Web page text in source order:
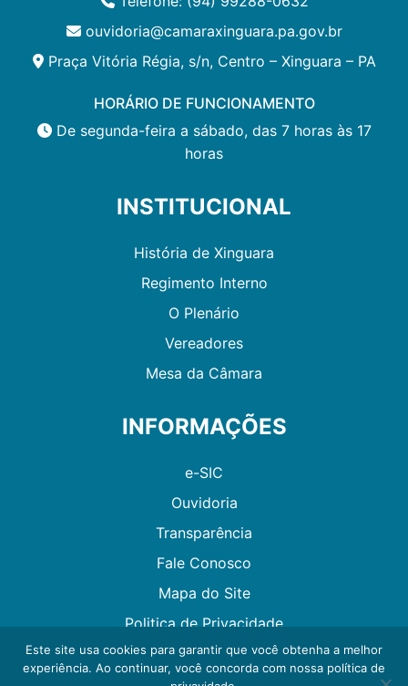
ouvidoria@camaraxinguara.pa.gov.br
Praça Vitória Régia, s/n, Centro – Xinguara – PA
HORÁRIO DE FUNCIONAMENTO
De segunda-feira a sábado, das 7 horas às 17
horas
INSTITUCIONAL
História de Xinguara
Regimento Interno
O Plenário
Vereadores
Mesa da Câmara
INFORMAÇÕES
e-SIC
Ouvidoria
Transparência
Fale Conosco
Mapa do Site
Politica de Privacidade
Este site usa cookies para garantir que você obtenha a melhor
experiência. Ao continuar, você concorda com nossa política de